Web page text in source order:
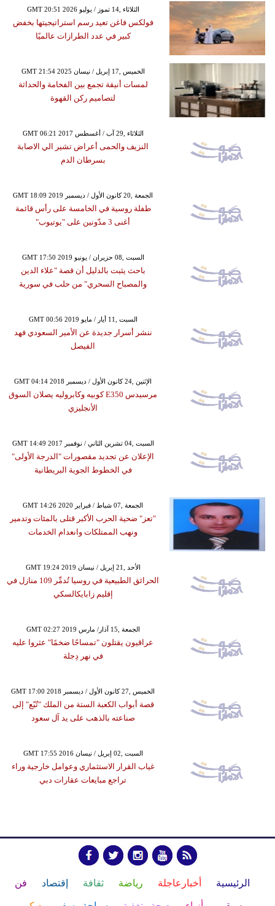
GMT 20:51 2026 الثلاثاء ,14 تموز / يوليو
فولكس فاغن تعيد رسم استراتيجيتها بخفض
كبير في عدد الطرازات عالميًا
GMT 21:54 2025 الخميس ,17 إبريل / نيسان
لمسات أنيقة تجمع بين الفخامة والحداثة
لتصاميم ركن القهوة
GMT 06:21 2017 الثلاثاء ,29 آب / أغسطس
النزيف والحمى أعراض تشير الي الاصابة
بسرطان الدم
GMT 18:09 2019 الجمعة ,20 كانون الأول / ديسمبر
طفلة روسية في الخامسة على رأس قائمة
أغنى 3 مدّونين على "يوتيوب"
GMT 17:50 2019 السبت ,08 حزيران / يونيو
باحث يثبت بالدليل أن قصة "علاء الدين
والمصباح السحري" من حلب في سورية
GMT 00:56 2019 السبت ,11 أيار / مايو
ننشر أسرار جديدة عن الأمير السعودي فهد
الفيصل
GMT 04:14 2018 الإثنين ,24 كانون الأول / ديسمبر
مرسيدس E350 كوبيه وكابروليه يصلان السوق
الأنجليزي
GMT 14:49 2017 السبت ,04 تشرين الثاني / نوفمبر
الإعلان عن تجديد مقصورات "الدرجة الأولى"
في الخطوط الجوية البريطانية
GMT 14:26 2020 الجمعة ,07 شباط / فبراير
"تعز" ضحية الحرب الأكبر قتلى بالمئات وتدمير
ونهب الممتلكات وانعدام الخدمات
GMT 19:24 2019 الأحد ,21 إبريل / نيسان
الحرائق الطبيعية في روسيا تُدمِّر 109 منازل في
إقليم زابايكالسكي
GMT 02:27 2019 الجمعة ,15 آذار/ مارس
عراقيون يقتلون "تمساحًا ضخمًا" عثروا عليه
في نهر دِجلة
GMT 17:00 2018 الخميس ,27 كانون الأول / ديسمبر
قصة أبواب الكعبة الستة من الملك "تُبّع" إلى
صناعته بالذهب على يد آل سعود
GMT 17:55 2016 السبت ,02 إبريل / نيسان
غياب القرار الاستثماري وعوامل خارجية وراء
تراجع مبايعات عقارات دبي
الرئيسية أخبارعاجلة رياضة ثقافة إقتصاد فن